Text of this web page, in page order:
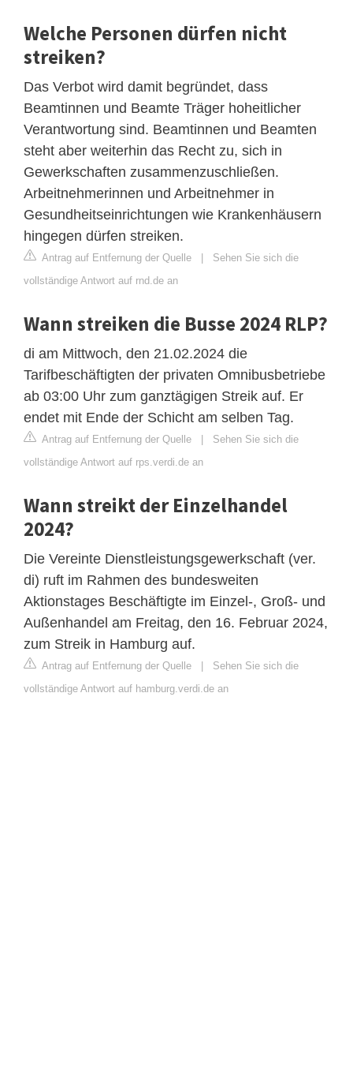
Welche Personen dürfen nicht
streiken?
Das Verbot wird damit begründet, dass
Beamtinnen und Beamte Träger hoheitlicher
Verantwortung sind. Beamtinnen und Beamten
steht aber weiterhin das Recht zu, sich in
Gewerkschaften zusammenzuschließen.
Arbeitnehmerinnen und Arbeitnehmer in
Gesundheitseinrichtungen wie Krankenhäusern
hingegen dürfen streiken.
Antrag auf Entfernung der Quelle | Sehen Sie sich die
vollständige Antwort auf rnd.de an
Wann streiken die Busse 2024 RLP?
di am Mittwoch, den 21.02.2024 die
Tarifbeschäftigten der privaten Omnibusbetriebe
ab 03:00 Uhr zum ganztägigen Streik auf. Er
endet mit Ende der Schicht am selben Tag.
Antrag auf Entfernung der Quelle | Sehen Sie sich die
vollständige Antwort auf rps.verdi.de an
Wann streikt der Einzelhandel
2024?
Die Vereinte Dienstleistungsgewerkschaft (ver.
di) ruft im Rahmen des bundesweiten
Aktionstages Beschäftigte im Einzel-, Groß- und
Außenhandel am Freitag, den 16. Februar 2024,
zum Streik in Hamburg auf.
Antrag auf Entfernung der Quelle | Sehen Sie sich die
vollständige Antwort auf hamburg.verdi.de an